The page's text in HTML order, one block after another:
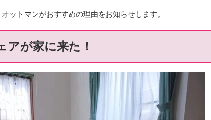
ットマンがおすすめの理由をお知らせします。
が家に来た！